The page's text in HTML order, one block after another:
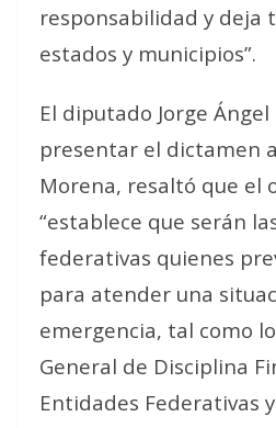
responsabilidad y deja
estados y municipios”.
El diputado Jorge Ángel
presentar el dictamen
Morena, resaltó que el
“establece que serán
federativas quienes
para atender una
emergencia, tal como
General de Disciplina
Entidades Federativas